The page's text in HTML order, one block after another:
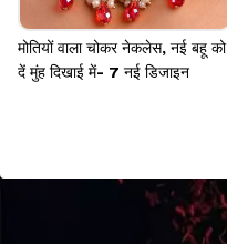
मोतियों वाला चोकर नेकलेस, नई बहू को
दें मुंह दिखाई में- 7 नई डिजाइन